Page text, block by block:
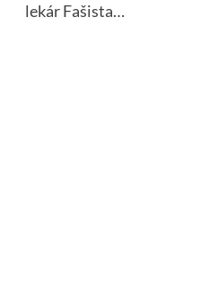
lekár Fašista…